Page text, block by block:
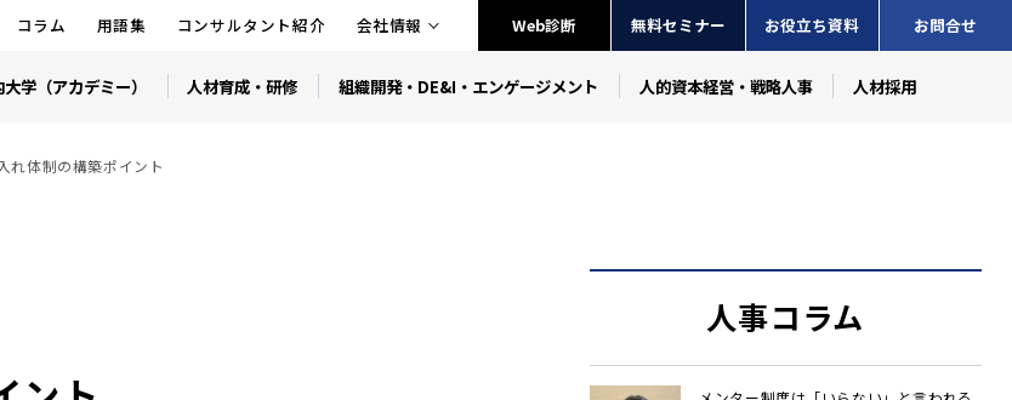
コラム 用語集 コンサルタント紹介 会社情報 Web診断 無料セミナー お役立ち資料 お問合せ
学（アカデミー） 人材育成・研修 組織開発・DE&I・エンゲージメント 人的資本経営・戦略人事 人材採用
れ体制の構築ポイント
人事コラム